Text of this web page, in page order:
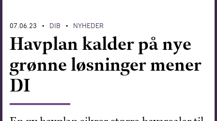
07.06.23 • DIB • NYHEDER
Havplan kalder på nye
grønne løsninger mener
DI